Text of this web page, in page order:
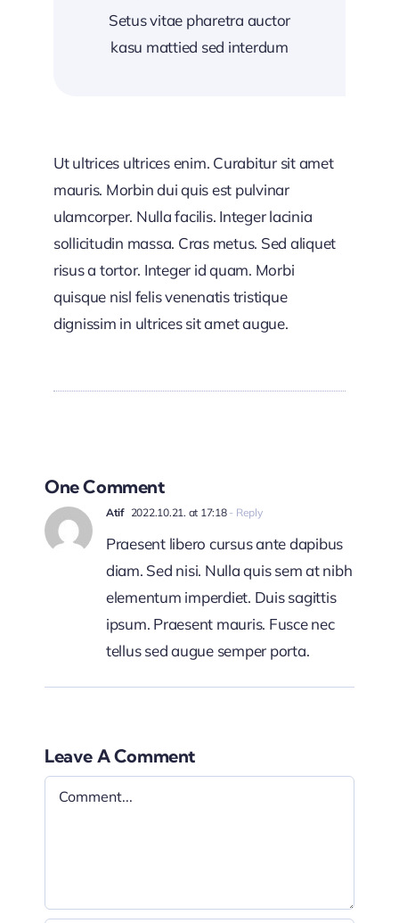
Setus vitae pharetra auctor
kasu mattied sed interdum
Ut ultrices ultrices enim. Curabitur sit amet
mauris. Morbin dui quis est pulvinar
ulamcorper. Nulla facilis. Integer lacinia
sollicitudin massa. Cras metus. Sed aliquet
risus a tortor. Integer id quam. Morbi
quisque nisl felis venenatis tristique
dignissim in ultrices sit amet augue.
One Comment
Atif 2022.10.21. at 17:18- Reply
Praesent libero cursus ante dapibus
diam. Sed nisi. Nulla quis sem at nibh
elementum imperdiet. Duis sagittis
ipsum. Praesent mauris. Fusce nec
tellus sed augue semper porta.
Leave A Comment
Comment